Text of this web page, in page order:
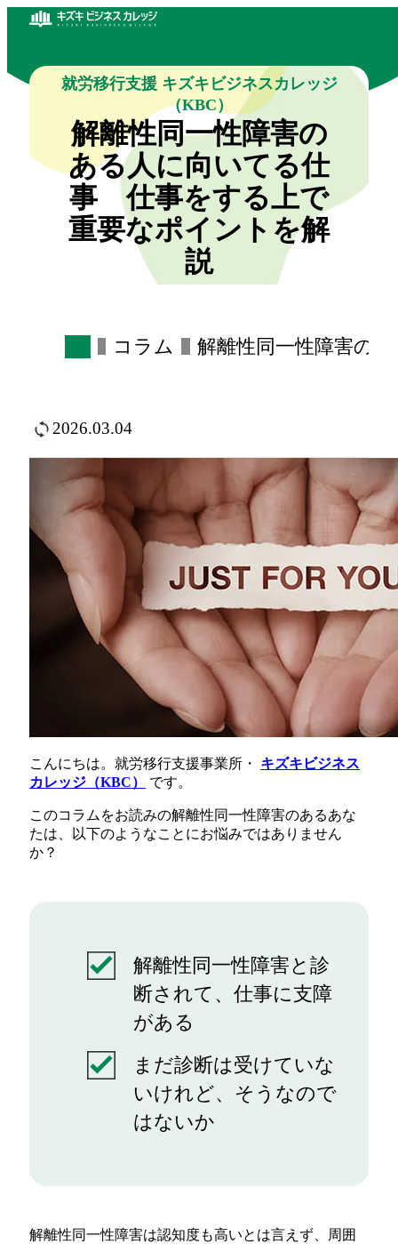
就労移行支援 キズキビジネスカレッジ
（KBC）
解離性同一性障害の
ある人に向いてる仕
事 仕事をする上で
重要なポイントを解
説
コラム 解離性同一性障害の
2026.03.04
こんにちは。就労移行支援事業所・ キズキビジネス
カレッジ（KBC）
です。
このコラムをお読みの解離性同一性障害のあるあな
たは、以下のようなことにお悩みではありません
か？
解離性同一性障害と診
断されて、仕事に支障
がある
まだ診断は受けていな
いけれど、そうなので
はないか
解離性同一性障害は認知度も高いとは言えず、周囲